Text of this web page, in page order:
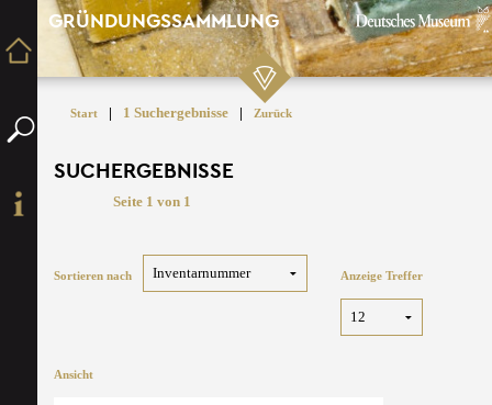
GRÜNDUNGSSAMMLUNG
Start | 1 Suchergebnisse | Zurück
SUCHERGEBNISSE
Seite 1 von 1
Sortieren nach Anzeige Treffer
Ansicht